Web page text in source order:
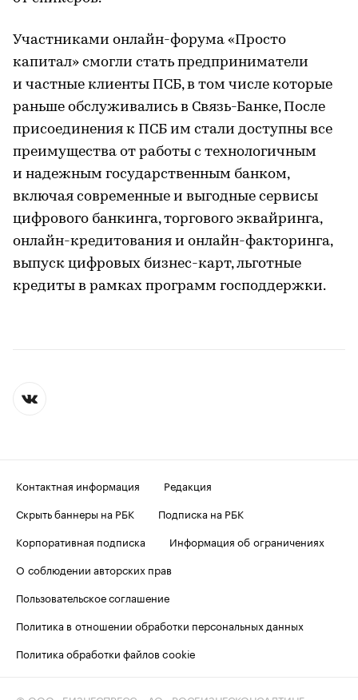
Участниками онлайн-форума «Просто
капитал» смогли стать предприниматели
и частные клиенты ПСБ, в том числе которые
раньше обслуживались в Связь-Банке, После
присоединения к ПСБ им стали доступны все
преимущества от работы с технологичным
и надежным государственным банком,
включая современные и выгодные сервисы
цифрового банкинга, торгового эквайринга,
онлайн-кредитования и онлайн-факторинга,
выпуск цифровых бизнес-карт, льготные
кредиты в рамках программ господдержки.
Контактная информация
Редакция
Скрыть баннеры на РБК
Подписка на РБК
Корпоративная подписка
Информация об ограничениях
О соблюдении авторских прав
Пользовательское соглашение
Политика в отношении обработки персональных данных
Политика обработки файлов cookie